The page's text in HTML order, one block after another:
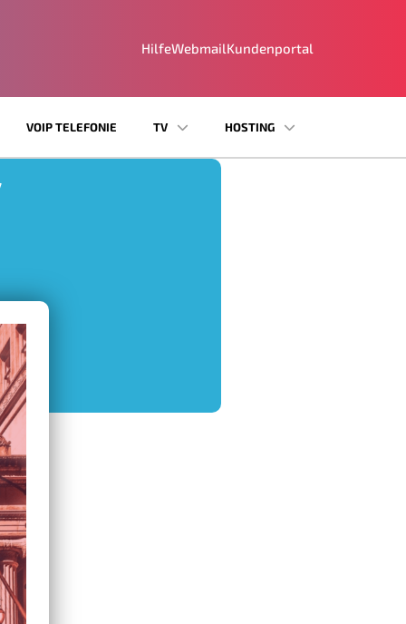
HilfeWebmailKundenportal
VOIP TELEFONIE TV HOSTING